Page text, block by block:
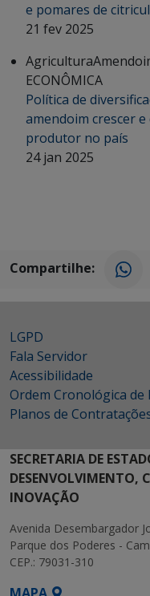
e pomares de
21 fev 2025
Agricultura
ECONÔMICA
Política de
amendoim crescer
produtor no país
24 jan 2025
Compartilhe:
LGPD
Fala Servidor
Acessibilidade
Ordem Cronológica de
Planos de
SECRETARIA DE
DESENVOLVIMENTO,
INOVAÇÃO
Avenida Desembargador
Parque dos Poderes -
CEP.: 79031-310